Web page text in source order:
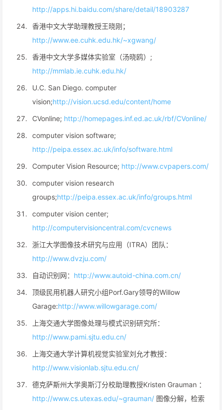
http://apps.hi.baidu.com/share/detail/18903287
香港中文大学助理教授王晓刚；
http://www.ee.cuhk.edu.hk/~xgwang/
香港中文大学多媒体实验室（汤晓鸥）;
http://mmlab.ie.cuhk.edu.hk/
U.C. San Diego. computer
vision;http://vision.ucsd.edu/content/home
CVonline; http://homepages.inf.ed.ac.uk/rbf/CVonline/
computer vision software;
http://peipa.essex.ac.uk/info/software.html
Computer Vision Resource; http://www.cvpapers.com/
computer vision research
groups;http://peipa.essex.ac.uk/info/groups.html
computer vision center;
http://computervisioncentral.com/cvcnews
浙江大学图像技术研究与应用（ITRA）团队：
http://www.dvzju.com/
自动识别网： http://www.autoid-china.com.cn/
顶级民用机器人研究小组Porf.Gary领导的Willow
Garage:http://www.willowgarage.com/
上海交通大学图像处理与模式识别研究所：
http://www.pami.sjtu.edu.cn/
上海交通大学计算机视觉实验室刘允才教授：
http://www.visionlab.sjtu.edu.cn/
德克萨斯州大学奥斯汀分校助理教授Kristen Grauman ：
http://www.cs.utexas.edu/~grauman/ 图像分解，检索